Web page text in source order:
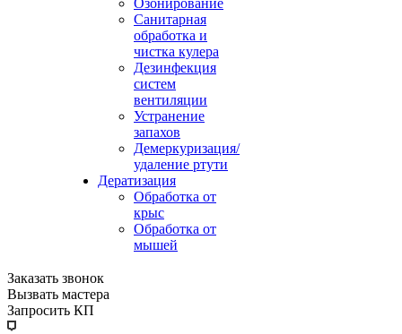
Озонирование
Санитарная
обработка и
чистка кулера
Дезинфекция
систем
вентиляции
Устранение
запахов
Демеркуризация/
удаление ртути
Дератизация
Обработка от
крыс
Обработка от
мышей
Заказать звонок
Вызвать мастера
Запросить КП